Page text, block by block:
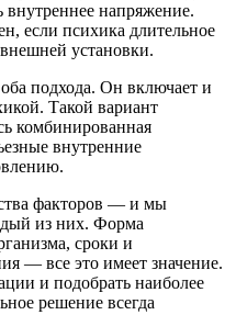
внутреннее напряжение.
если психика длительное
установки.
подхода. Он включает и
Такой вариант
комбинированная
внутренние
факторов — и мы
из них. Форма
сроки и
— все это имеет значение.
и подобрать наиболее
решение всегда